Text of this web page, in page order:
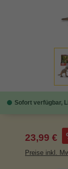
Sofort verfügbar,
23,99 €
Preise inkl.